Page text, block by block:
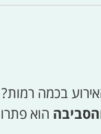
בכמה רמות?
הוא